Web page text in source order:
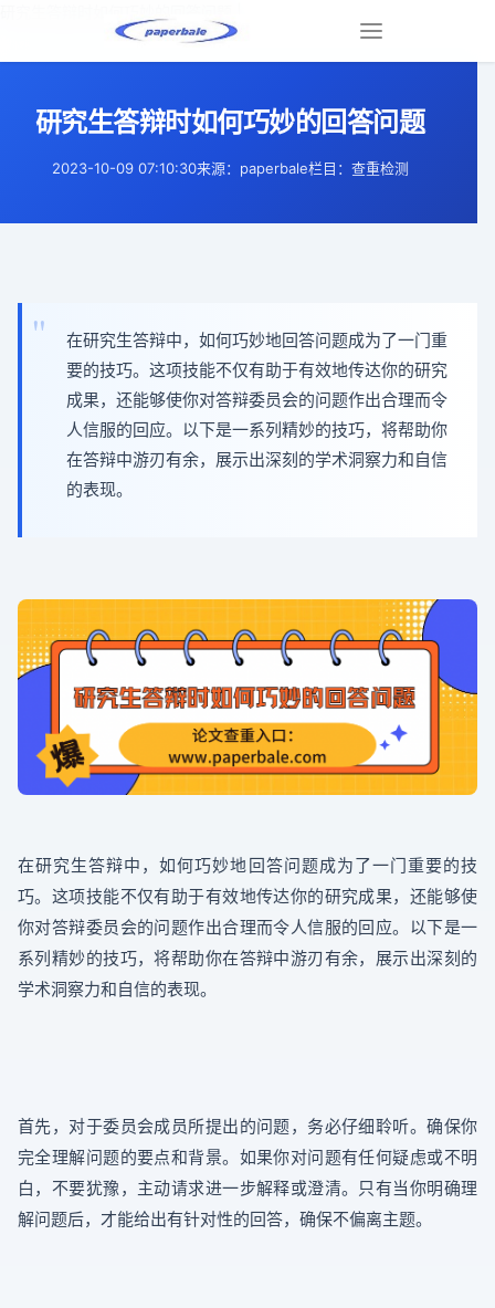
navigation
研究生答辩时如何巧妙的回答问题
2023-10-09 07:10:30来源：paperbale栏目：查重检测
在研究生答辩中，如何巧妙地回答问题成为了一门重
要的技巧。这项技能不仅有助于有效地传达你的研究
成果，还能够使你对答辩委员会的问题作出合理而令
人信服的回应。以下是一系列精妙的技巧，将帮助你
在答辩中游刃有余，展示出深刻的学术洞察力和自信
的表现。
在研究生答辩中，如何巧妙地回答问题成为了一门重要的技
巧。这项技能不仅有助于有效地传达你的研究成果，还能够使
你对答辩委员会的问题作出合理而令人信服的回应。以下是一
系列精妙的技巧，将帮助你在答辩中游刃有余，展示出深刻的
学术洞察力和自信的表现。
首先，对于委员会成员所提出的问题，务必仔细聆听。确保你
完全理解问题的要点和背景。如果你对问题有任何疑虑或不明
白，不要犹豫，主动请求进一步解释或澄清。只有当你明确理
解问题后，才能给出有针对性的回答，确保不偏离主题。